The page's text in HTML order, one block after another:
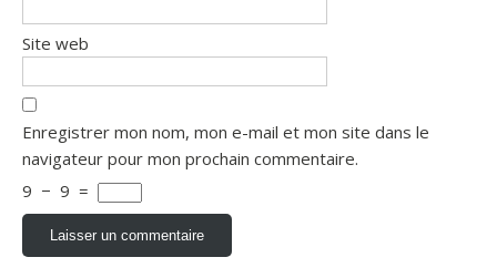
Site web
Enregistrer mon nom, mon e-mail et mon site dans le
navigateur pour mon prochain commentaire.
9 − 9 =